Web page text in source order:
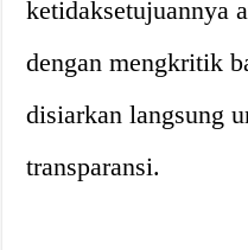
ketidaksetujuannya
dengan mengkritik
disiarkan langsung
transparansi.